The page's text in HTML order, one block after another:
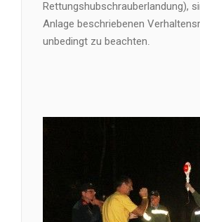
Rettungshubschrauberlandung),
Anlage beschriebenen
unbedingt zu beachten.